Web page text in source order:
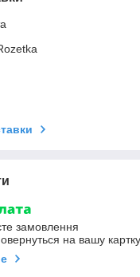
замовлення
на вашу картку